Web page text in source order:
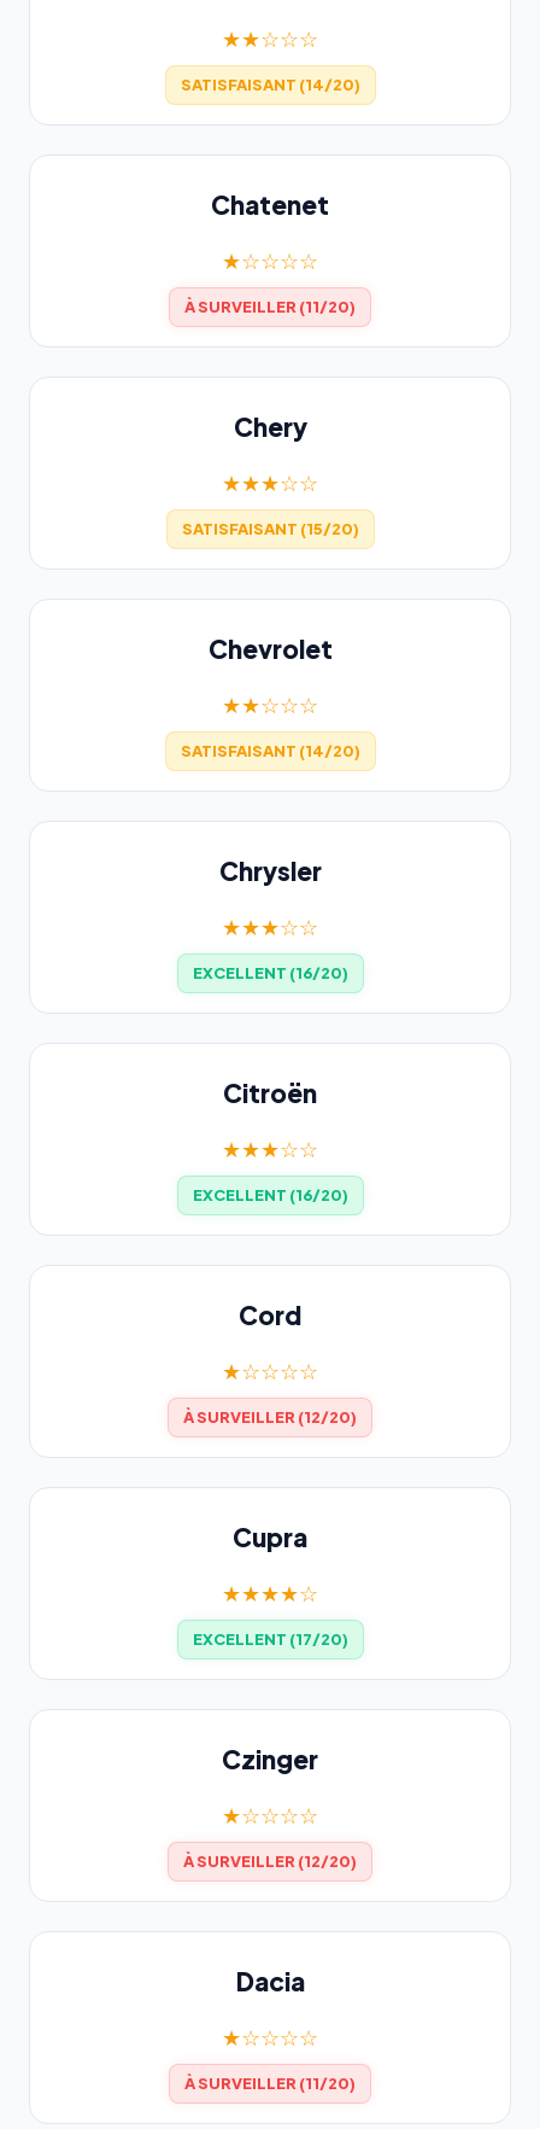
★★☆☆☆
SATISFAISANT (14/20)
Chatenet
★☆☆☆☆
À SURVEILLER (11/20)
Chery
★★★☆☆
SATISFAISANT (15/20)
Chevrolet
★★☆☆☆
SATISFAISANT (14/20)
Chrysler
★★★☆☆
EXCELLENT (16/20)
Citroën
★★★☆☆
EXCELLENT (16/20)
Cord
★☆☆☆☆
À SURVEILLER (12/20)
Cupra
★★★★☆
EXCELLENT (17/20)
Czinger
★☆☆☆☆
À SURVEILLER (12/20)
Dacia
★☆☆☆☆
À SURVEILLER (11/20)